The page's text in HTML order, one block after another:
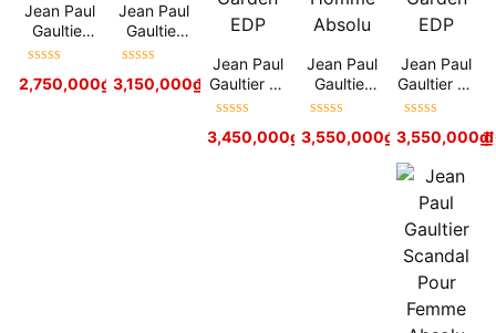
Jean Paul
Gaultier
Classique
hạng5sao 5,900,000 ₫
2,750,000₫
Jean Paul
Gaultier
Divine EDP
hạng5sao 5,900,000
3,150,000₫
Jean Paul
Gaultier Le
Beau
Garden
hạng5sao 5,900,000 ₫
3,450,000₫
Jean Paul
Gaultier
Scandal
Homme
hạng5sao
3,550,000₫ –4,100,000₫
Jean Paul
Gaultier La
Belle
Garden
hạng5sao
3,550,000₫